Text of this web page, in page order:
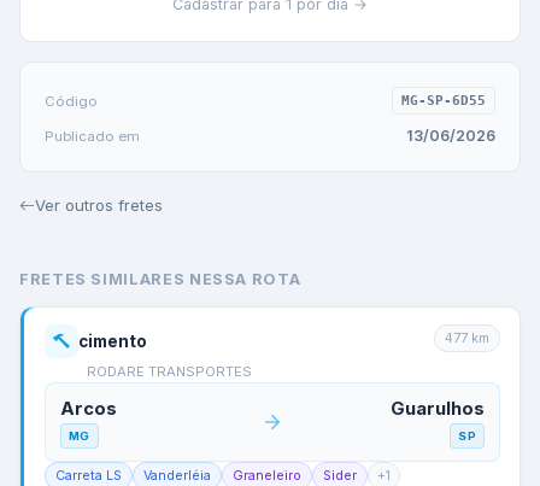
Cadastrar para 1 por dia →
Código MG-SP-6D55
Publicado em 13/06/2026
Ver outros fretes
FRETES SIMILARES NESSA ROTA
cimento
RODARE TRANSPORTES
477 km
Arcos
MG
Guarulhos
SP
Carreta LS Vanderléia Graneleiro Sider +1